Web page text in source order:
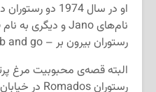
او در سال 1974
رستوران بیرون بر – grab and go – بود.
البته قصه‌ی محبوبیت مرغ
رستوران Romados در خیابان راشل